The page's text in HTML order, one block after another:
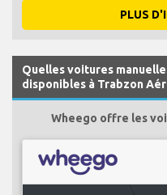
PLUS
Quelles voitures
disponibles à Trabzon
Wheego offre les